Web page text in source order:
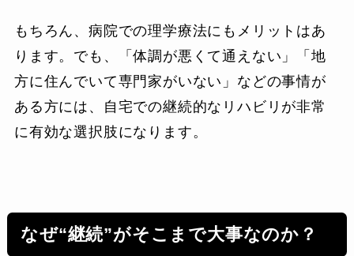
もちろん、病院での理学療法にもメリットはあ
ります。でも、「体調が悪くて通えない」「地
方に住んでいて専門家がいない」などの事情が
ある方には、自宅での継続的なリハビリが非常
に有効な選択肢になります。
なぜ“継続”がそこまで大事なのか？